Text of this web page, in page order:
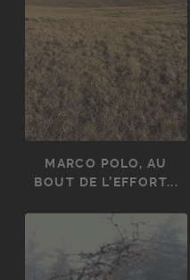
MARCO POLO, AU
BOUT DE L’EFFORT...